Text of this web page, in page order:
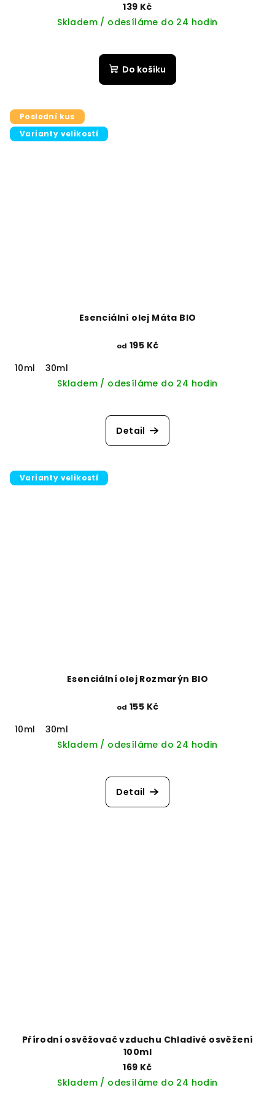
139 Kč
Skladem / odesíláme do 24 hodin
Do košíku
Poslední kus
Varianty velikostí
Esenciální olej Máta BIO
od 195 Kč
10ml
30ml
Skladem / odesíláme do 24 hodin
Detail
Varianty velikostí
Esenciální olej Rozmarýn BIO
od 155 Kč
10ml
30ml
Skladem / odesíláme do 24 hodin
Detail
Přírodní osvěžovač vzduchu Chladivé osvěžení
100ml
169 Kč
Skladem / odesíláme do 24 hodin